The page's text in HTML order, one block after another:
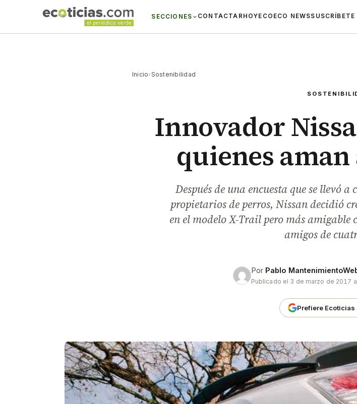
SECCIONES CONTACTAR HOYECO ECO NEWSSUSCRÍBETE
Inicio›Sostenibilidad
Innovador
quienes aman
Después de una encuesta que se llevó
propietarios de perros, Nissan decidió
en el modelo X-Trail pero más
amigos de
Por Pablo
Publicado el 3 de marzo de 2017
Prefiere Ecoticias